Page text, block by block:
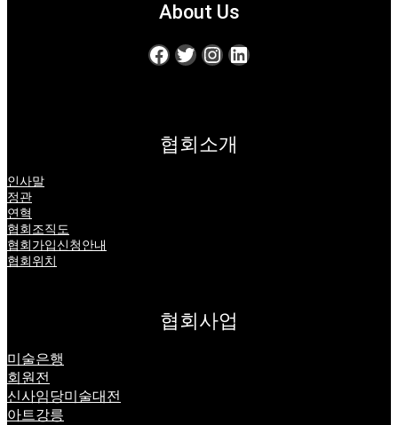
About Us
Facebook Twitter Instagram LinkedIn
협회소개
인사말
정관
연혁
협회조직도
협회가입신청안내
협회위치
협회사업
미술은행
회원전
신사임당미술대전
아트강릉